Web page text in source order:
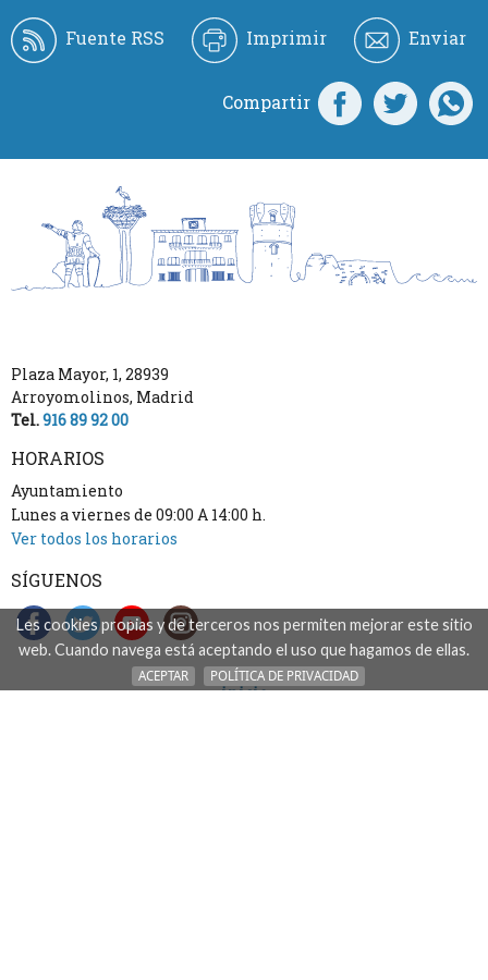
Les cookies propias y de terceros nos permiten mejorar este sitio
web. Cuando navega está aceptando el uso que hagamos de ellas.
ACEPTAR POLÍTICA DE PRIVACIDAD
Fuente RSS Imprimir Enviar
Compartir
Plaza Mayor, 1, 28939
Arroyomolinos, Madrid
Tel.916 89 92 00
HORARIOS
Ayuntamiento
Lunes a viernes de 09:00 A 14:00 h.
Ver todos los horarios
SÍGUENOS
inicio